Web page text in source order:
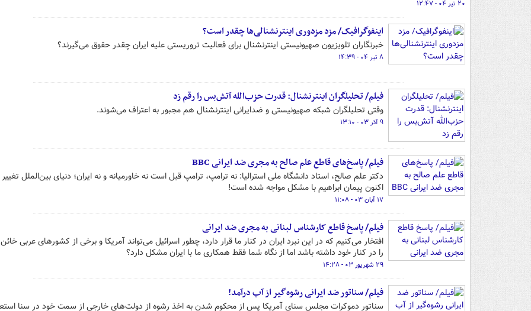
۲۰ تیر ۰۴ - ۱۲:۴۷
اینفوگرافیک/ مزد مزدوری اینترنشنالی‌ها چقدر است؟
خبرنگاران تلویزیون صهیونیستی اینترنشنال برای فعالیت تروریستی علیه ایران چقدر حقوق می‌گیرند؟
۸ تیر ۰۴ - ۱۴:۳۹
فیلم/ تحلیلگران اینترنشنال: قدرت حزب‌الله آتش‌بس را رقم زد
وقتی تحلیلگران شبکه‌ صهیونیستی و ضدایرانی اینترنشنال هم‌ مجبور به اعتراف می‌شوند.
۹ آذر ۰۳ - ۱۳:۱۰
فیلم/ پاسخ‌های قاطع علم صالح به مجری ضد ایرانی BBC
دکتر علم صالح، استاد دانشگاه ملی استرالیا: نه ترامپ، ترامپ قبل است نه خاورمیانه و نه ایران؛ دنیای بین‌الملل
اکنون پیمان ابراهیم با مشکل مواجه شده است!
۱۷ آبان ۰۳ - ۱۱:۰۸
فیلم/ پاسخ قاطع کارشناس لبنانی به مجری ضد ایرانی
افتخار می‌کنیم که در این نبرد ایران در کنار ما قرار دارد، چطور اسرائیل می‌تواند آمریکا و برخی از کشورهای عربی
را در کنار خود داشته باشد اما از نگاه شما فقط همکاری ما با ایران مشکل دارد؟
۲۹ شهریور ۰۳ - ۱۴:۲۸
فیلم/ سناتور ضد ایرانی رشوه‌گیر از آب درآمد!
سناتور دموکرات مجلس سنای آمریکا پس از محکوم شدن به اخذ رشوه از دولت‌های خارجی از سمت خود در سنا